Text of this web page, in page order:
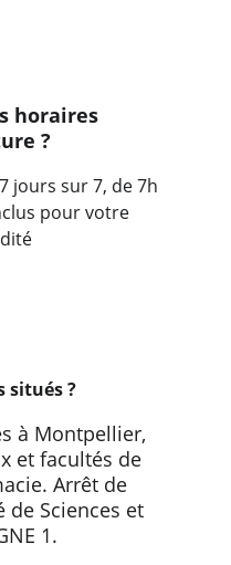
horaires
?
jours sur 7, de 7h
pour votre
à Montpellier,
et facultés de
Arrêt de
Sciences et
1.
situés ?